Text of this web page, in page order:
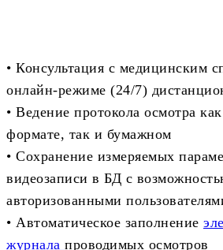
• Консультация с медицинским
онлайн-режиме (24/7)
• Ведение протокола осмотра
формате, так и бумажном
• Сохранение измеряемых
видеозаписи в БД с
авторизованными
• Автоматическое заполнение
журнала проводимых осмотров